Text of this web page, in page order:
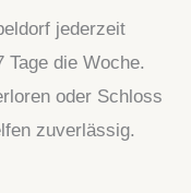
jederzeit
Tage die Woche.
oder Schloss
zuverlässig.